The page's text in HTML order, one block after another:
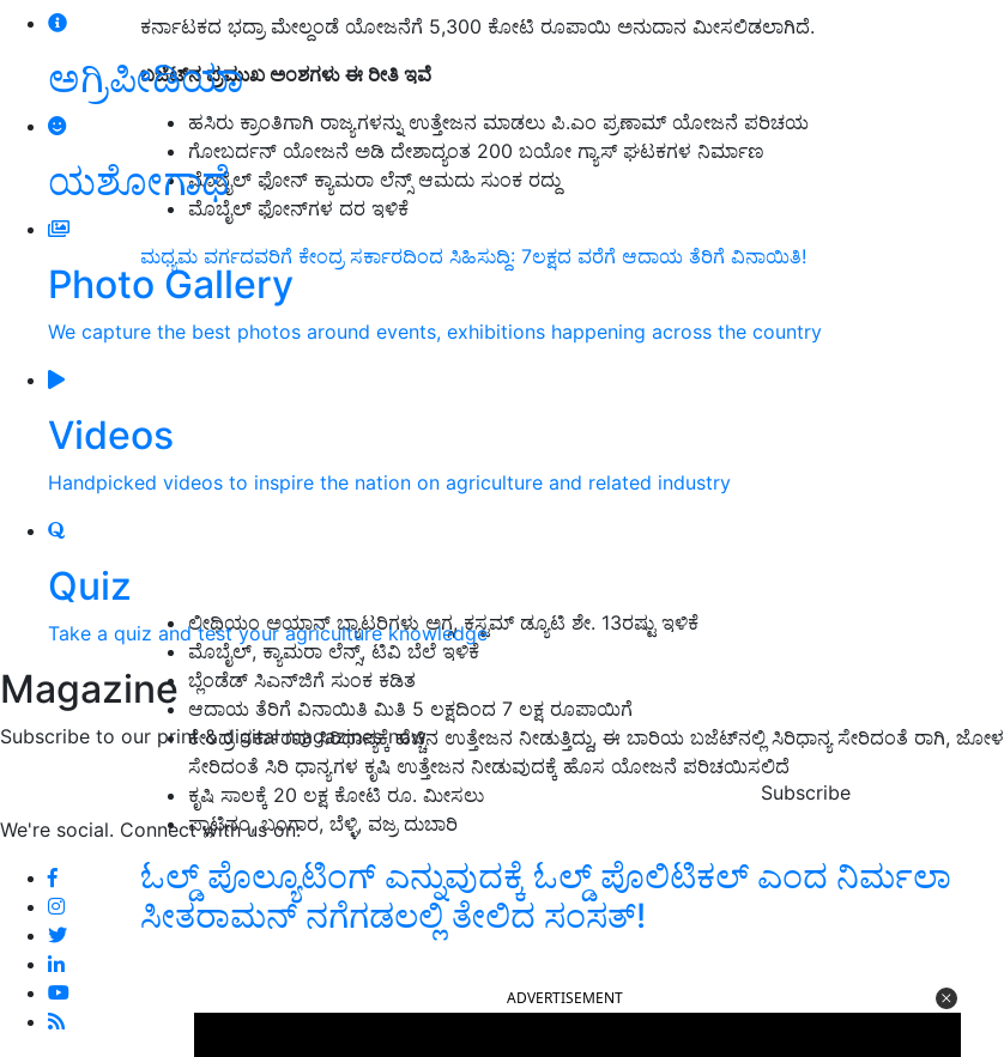
ಅಗ್ರಿಪೀಡಿಯಾ
ಯಶೋಗಾಥೆ
Photo Gallery
We capture the best photos around events, exhibitions happening across the country
Videos
Handpicked videos to inspire the nation on agriculture and related industry
Quiz
Take a quiz and test your agriculture knowledge
Magazine
Subscribe to our print & digital magazines now
Subscribe
We're social. Connect with us on:
ಕರ್ನಾಟಕದ ಭದ್ರಾ ಮೇಲ್ದಂಡೆ ಯೋಜನೆಗೆ 5,300 ಕೋಟಿ ರೂಪಾಯಿ ಅನುದಾನ ಮೀಸಲಿಡಲಾಗಿದೆ.
ಬಜೆಟ್‌ನ ಪ್ರಮುಖ ಅಂಶಗಳು ಈ ರೀತಿ ಇವೆ
ಹಸಿರು ಕ್ರಾಂತಿಗಾಗಿ ರಾಜ್ಯಗಳನ್ನು ಉತ್ತೇಜನ ಮಾಡಲು ಪಿ.ಎಂ ಪ್ರಣಾಮ್ ಯೋಜನೆ ಪರಿಚಯ
ಗೋಬರ್ದನ್ ಯೋಜನೆ ಅಡಿ ದೇಶಾದ್ಯಂತ 200 ಬಯೋ ಗ್ಯಾಸ್ ಘಟಕಗಳ ನಿರ್ಮಾಣ
ಮೊಬೈಲ್ ಫೋನ್ ಕ್ಯಾಮರಾ ಲೆನ್ಸ್ ಆಮದು ಸುಂಕ ರದ್ದು
ಮೊಬೈಲ್ ಫೋನ್‌ಗಳ ದರ ಇಳಿಕೆ
ಮಧ್ಯಮ ವರ್ಗದವರಿಗೆ ಕೇಂದ್ರ ಸರ್ಕಾರದಿಂದ ಸಿಹಿಸುದ್ದಿ: 7ಲಕ್ಷದ ವರೆಗೆ ಆದಾಯ ತೆರಿಗೆ ವಿನಾಯಿತಿ!
ಲೀಥಿಯಂ ಅಯಾನ್ ಬ್ಯಾಟರಿಗಳು ಅಗ್ಗ, ಕಸ್ಟಮ್ ಡ್ಯೂಟಿ ಶೇ. 13ರಷ್ಟು ಇಳಿಕೆ
ಮೊಬೈಲ್, ಕ್ಯಾಮರಾ ಲೆನ್ಸ್, ಟಿವಿ ಬೆಲೆ ಇಳಿಕೆ
ಬ್ಲೆಂಡೆಡ್ ಸಿಎನ್‌ಜಿಗೆ ಸುಂಕ ಕಡಿತ
ಆದಾಯ ತೆರಿಗೆ ವಿನಾಯಿತಿ ಮಿತಿ 5 ಲಕ್ಷದಿಂದ 7 ಲಕ್ಷ ರೂಪಾಯಿಗೆ
ಕೇಂದ್ರ ಸರ್ಕಾರವು ಸಿರಿಧಾನ್ಯಕ್ಕೆ ಹೆಚ್ಚಿನ ಉತ್ತೇಜನ ನೀಡುತ್ತಿದ್ದು, ಈ ಬಾರಿಯ ಬಜೆಟ್‌ನಲ್ಲಿ ಸಿರಿಧಾನ್ಯ ಸೇರಿದಂತೆ ರಾಗಿ, ಜೋಳ
ಸೇರಿದಂತೆ ಸಿರಿ ಧಾನ್ಯಗಳ ಕೃಷಿ ಉತ್ತೇಜನ ನೀಡುವುದಕ್ಕೆ ಹೊಸ ಯೋಜನೆ ಪರಿಚಯಿಸಲಿದೆ
ಕೃಷಿ ಸಾಲಕ್ಕೆ 20 ಲಕ್ಷ ಕೋಟಿ ರೂ. ಮೀಸಲು
ಪ್ಲಾಟಿನಂ, ಬಂಗಾರ, ಬೆಳ್ಳಿ, ವಜ್ರ ದುಬಾರಿ
ಓಲ್ಡ್‌ ಪೊಲ್ಯೂಟಿಂಗ್‌ ಎನ್ನುವುದಕ್ಕೆ ಓಲ್ಡ್‌ ಪೊಲಿಟಿಕಲ್‌ ಎಂದ ನಿರ್ಮಲಾ
ಸೀತರಾಮನ್‌ ನಗೆಗಡಲಲ್ಲಿ ತೇಲಿದ ಸಂಸತ್!
ADVERTISEMENT